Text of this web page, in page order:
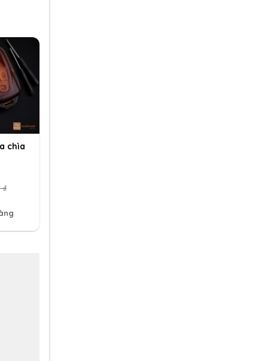
chìa
₫